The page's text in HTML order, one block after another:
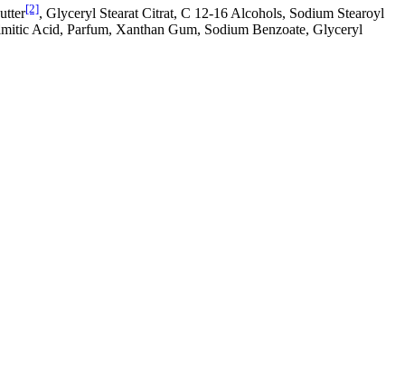
[2], Glyceryl Stearat Citrat, C 12-16 Alcohols, Sodium Stearoyl
Acid, Parfum, Xanthan Gum, Sodium Benzoate, Glyceryl